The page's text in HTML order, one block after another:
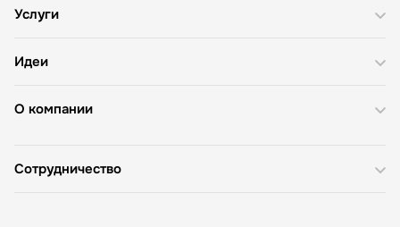
О компании
Услуги
Идеи
Сотрудничество